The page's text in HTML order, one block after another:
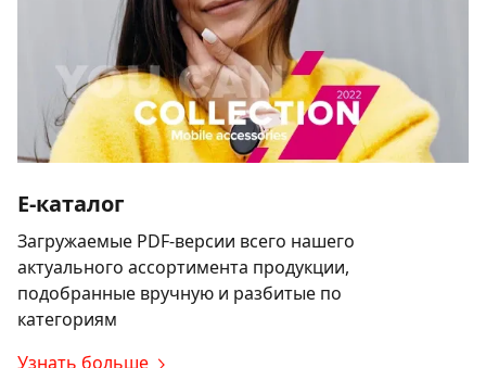
E-каталог
Загружаемые PDF-версии всего нашего
актуального ассортимента продукции,
подобранные вручную и разбитые по
категориям
Узнать больше